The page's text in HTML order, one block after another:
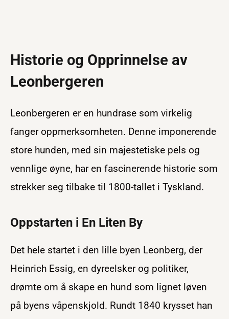
Historie og Opprinnelse av
Leonbergeren
Leonbergeren er en hundrase som virkelig
fanger oppmerksomheten. Denne imponerende
store hunden, med sin majestetiske pels og
vennlige øyne, har en fascinerende historie som
strekker seg tilbake til 1800-tallet i Tyskland.
Oppstarten i En Liten By
Det hele startet i den lille byen Leonberg, der
Heinrich Essig, en dyreelsker og politiker,
drømte om å skape en hund som lignet løven
på byens våpenskjold. Rundt 1840 krysset han